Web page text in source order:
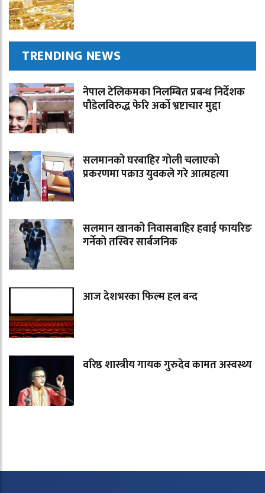
TRENDING NEWS
नेपाल टेलिकमका निलम्बित प्रबन्ध निर्देशक
पौडेलविरुद्ध फेरि अर्को भ्रष्टाचार मुद्दा
सलमानको घरबाहिर गोली चलाएको
प्रकरणमा पक्राउ युवकले गरे आत्महत्या
सलमान खानको निवासबाहिर हवाई फायरिङ
गर्नेको तस्विर सार्बजनिक
आज देशभरका फिल्म हल बन्द
वरिष्ठ शास्त्रीय गायक गुरुदेव कामत अस्वस्थ्य